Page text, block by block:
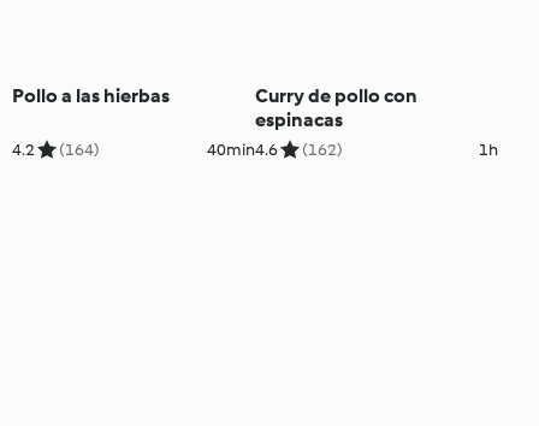
Pollo a las hierbas
4.2 (164) 40min
Curry de pollo con
espinacas
4.6 (162) 1h